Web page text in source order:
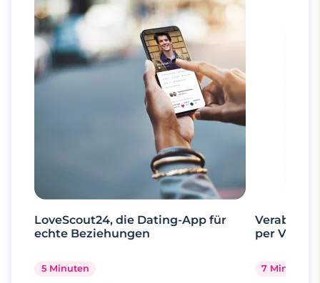
LoveScout24, die Dating-App für
echte Beziehungen
5 Minuten
per
7 Minuten